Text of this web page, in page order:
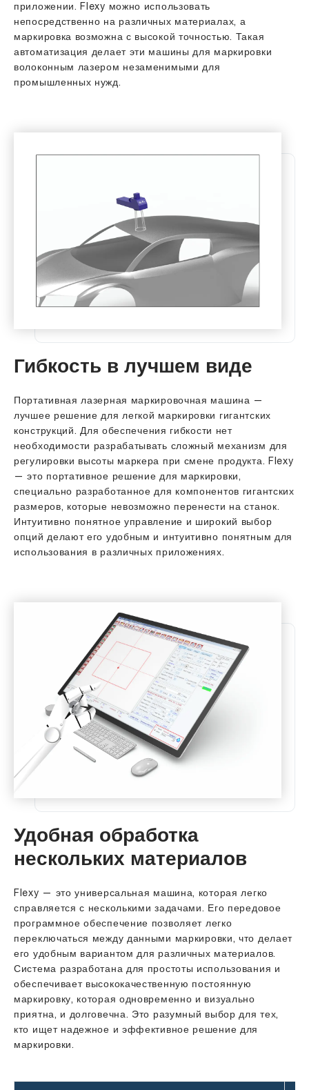
приложении. Flexy можно использовать
непосредственно на различных материалах, а
маркировка возможна с высокой точностью. Такая
автоматизация делает эти машины для маркировки
волоконным лазером незаменимыми для
промышленных нужд.
Гибкость в лучшем виде
Портативная лазерная маркировочная машина —
лучшее решение для легкой маркировки гигантских
конструкций.Для обеспечения гибкости нет
необходимости разрабатывать сложный механизм для
регулировки высоты маркера при смене продукта. Flexy
— это портативное решение для маркировки,
специально разработанное для компонентов гигантских
размеров, которые невозможно перенести на станок.
Интуитивно понятное управление и широкий выбор
опций делают его удобным и интуитивно понятным для
использования в различных приложениях.
Удобная обработка
нескольких материалов
Flexy — это универсальная машина, которая легко
справляется с несколькими задачами. Его передовое
программное обеспечение позволяет легко
переключаться между данными маркировки, что делает
его удобным вариантом для различных материалов.
Система разработана для простоты использования и
обеспечивает высококачественную постоянную
маркировку, которая одновременно и визуально
приятна, и долговечна. Это разумный выбор для тех,
кто ищет надежное и эффективное решение для
маркировки.